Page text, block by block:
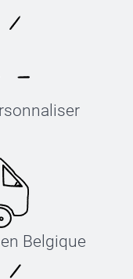
Belgique